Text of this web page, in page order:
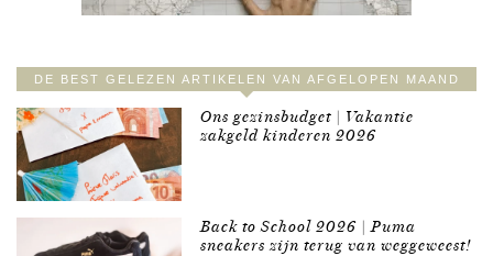
DE BEST GELEZEN ARTIKELEN VAN AFGELOPEN MAAND
Ons gezinsbudget | Vakantie
zakgeld kinderen 2026
Back to School 2026 | Puma
sneakers zijn terug van weggeweest!